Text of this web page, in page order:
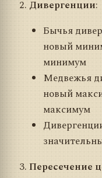
Дивергенции:
Бычья
новый
минимум
Медвежья
новый
максимум
Пересечение